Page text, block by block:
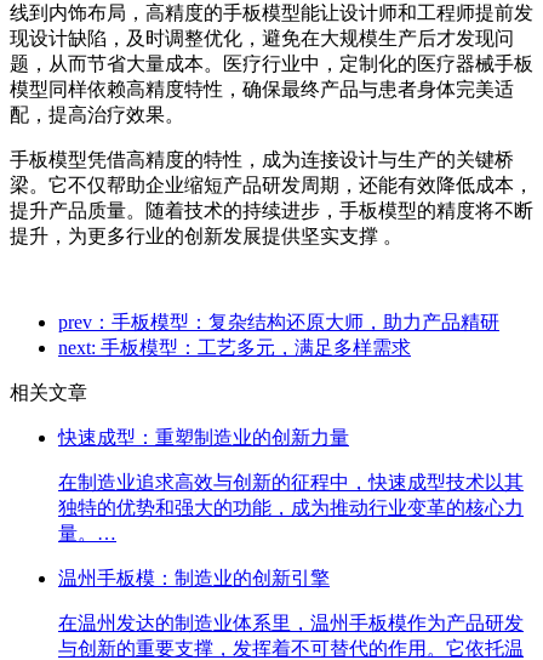
线到内饰布局，高精度的手板模型能让设计师和工程师提前发
现设计缺陷，及时调整优化，避免在大规模生产后才发现问
题，从而节省大量成本。医疗行业中，定制化的医疗器械手板
模型同样依赖高精度特性，确保最终产品与患者身体完美适
配，提高治疗效果。
手板模型凭借高精度的特性，成为连接设计与生产的关键桥
梁。它不仅帮助企业缩短产品研发周期，还能有效降低成本，
提升产品质量。随着技术的持续进步，手板模型的精度将不断
提升，为更多行业的创新发展提供坚实支撑 。
prev：手板模型：复杂结构还原大师，助力产品精研
next: 手板模型：工艺多元，满足多样需求
相关文章
快速成型：重塑制造业的创新力量
在制造业追求高效与创新的征程中，快速成型技术以其
独特的优势和强大的功能，成为推动行业变革的核心力
量。…
温州手板模：制造业的创新引擎
在温州发达的制造业体系里，温州手板模作为产品研发
与创新的重要支撑，发挥着不可替代的作用。它依托温